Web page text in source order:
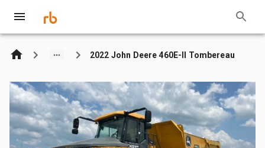
2022 John Deere 460E-II Tombereau